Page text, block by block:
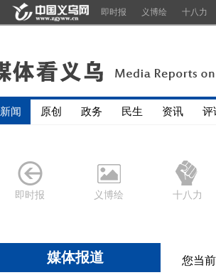
即时报 义博绘 十八力
新闻 原创 政务 民生 资讯 评
即时报 义博绘 十八力
媒体报道 您当